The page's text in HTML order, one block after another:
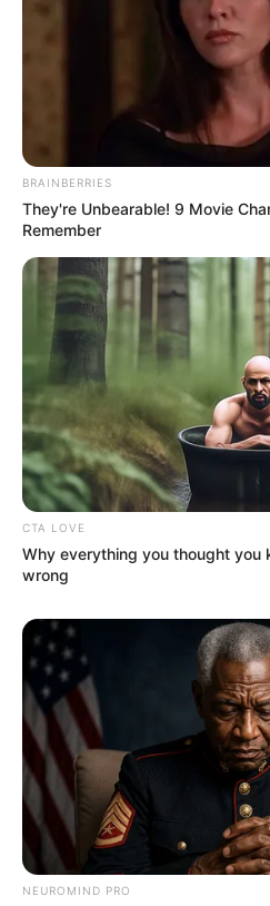
Ο γιος μου Hunter !!
Σεπτέμβρη η προβολή
Παρασκευή, 19 Αυγούστου 2022,
ΘΑ ΓΙΝΕΙ ΧΑMΟΣ – Στις...
Η Εξέγερση των Φωτεινών
Όντων Κατά Ερπετοειδών
Ανοιχτή επιστολή προς τον
Πρόεδρο της Τουρκικής
Δημοκρατίας Ρ. Τ. Ερντογάν
BRAINBERRIES
They're Unbearable! 9 Movie
Remember
CTA LOVE
Why everything you thought
wrong
NEUROMIND PRO